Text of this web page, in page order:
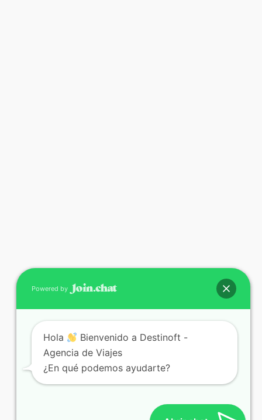
Powered by
Hola
Bienvenido a Destinoft -
Agencia de Viajes
¿En qué podemos ayudarte?